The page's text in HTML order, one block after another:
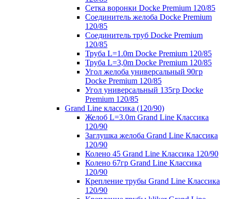
Сетка воронки Docke Premium 120/85
Соединитель желоба Docke Premium
120/85
Соединитель труб Docke Premium
120/85
Труба L=1.0m Docke Premium 120/85
Труба L=3,0m Docke Premium 120/85
Угол желоба универсальный 90гр
Docke Premium 120/85
Угол универсальный 135гр Docke
Premium 120/85
Grand Line классика (120/90)
Желоб L=3.0m Grand Line Классика
120/90
Заглушка желоба Grand Line Классика
120/90
Колено 45 Grand Line Классика 120/90
Колено 67гр Grand Line Классика
120/90
Крепление трубы Grand Line Классика
120/90